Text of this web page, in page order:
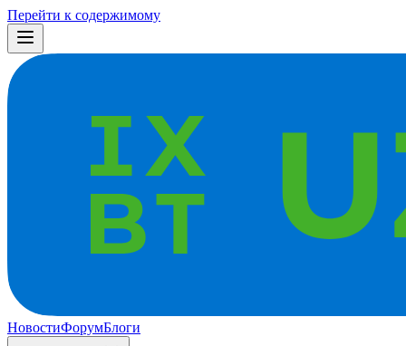
Перейти к содержимому
НовостиФорумБлоги